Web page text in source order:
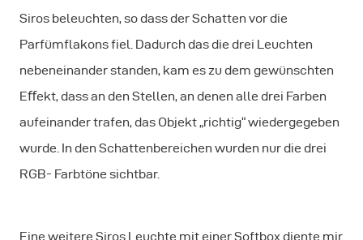
Siros beleuchten, so dass der Schatten vor die
Parfümflakons fiel. Dadurch das die drei Leuchten
nebeneinander standen, kam es zu dem gewünschten
Eﬀekt, dass an den Stellen, an denen alle drei Farben
aufeinander trafen, das Objekt „richtig“ wiedergegeben
wurde. In den Schattenbereichen wurden nur die drei
RGB- Farbtöne sichtbar.
Eine weitere Siros Leuchte mit einer Softbox diente mir